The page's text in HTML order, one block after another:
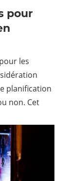
pour
les
planification
non. Cet